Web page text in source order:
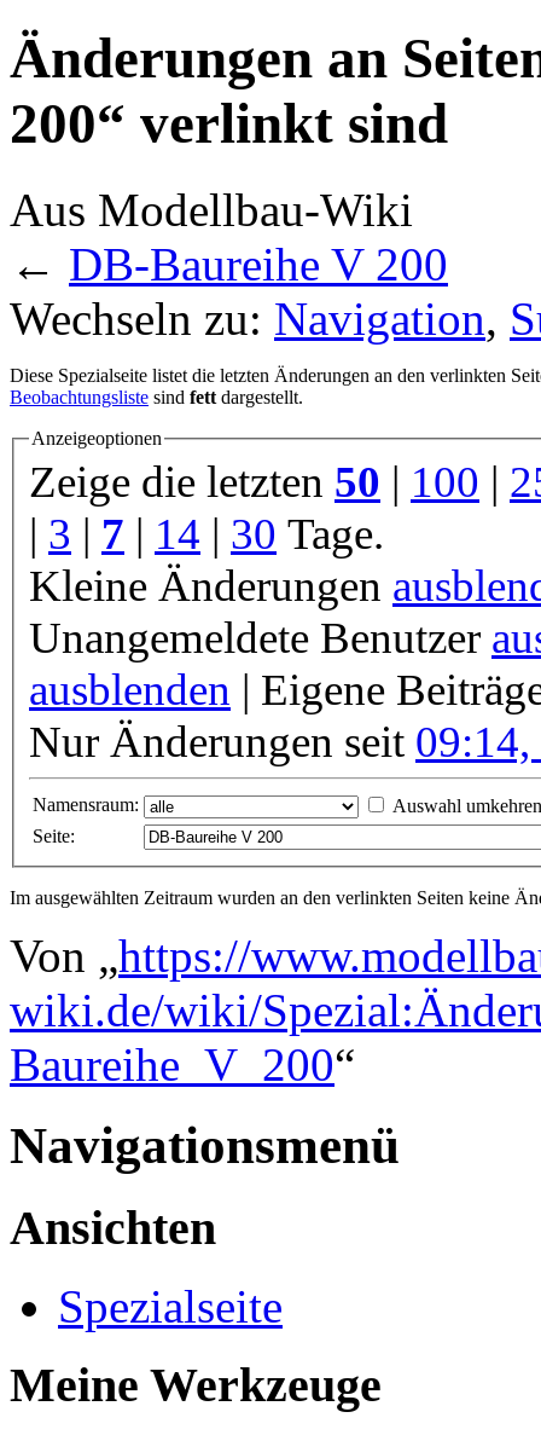
Änderungen an
200“ verlinkt sind
Aus Modellbau-Wiki
← DB-Baureihe V 200
Wechseln zu: Navigation,
Diese Spezialseite listet die letzten Änderungen an den verlinkten
Beobachtungsliste sind fett dargestellt.
Anzeigeoptionen
Zeige die letzten 50 | 100 |
| 3 | 7 | 14 | 30 Tage.
Kleine Änderungen
Unangemeldete Benutzer
ausblenden | Eigene
Nur Änderungen seit
Namensraum:
Auswahl umkehren
Seite:
Im ausgewählten Zeitraum wurden an den verlinkten Seiten keine
Von „https://
wiki.de/wiki/
Baureihe_V_200“
Navigationsmenü
Ansichten
Spezialseite
Meine Werkzeuge